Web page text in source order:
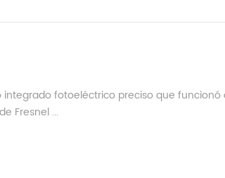
fotoeléctrico preciso que funcionó
Fresnel ...